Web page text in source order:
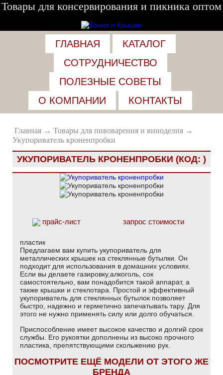
Товары для консервирования и пикника оптом
+7 (495) 943-22-33
+7 (916) 649-05-05
ГЛАВНАЯ
КАТАЛОГ
СОТРУДНИЧЕСТВО
ПОЛЕЗНЫЕ СОВЕТЫ
О КОМПАНИИ
КОНТАКТЫ
Главная → Товары для пивоварения и виноделия →
Укупориватель кроненпробки
УКУПОРИВАТЕЛЬ КРОНЕНПРОБКИ (КОД: )
прайс-лист запрос стоимости
пластик
Предлагаем вам купить укупориватель для
металлических крышек на стеклянные бутылки. Он
подходит для использования в домашних условиях.
Если вы делаете газировку,алкоголь, сок
самостоятельно, вам понадобится такой аппарат, а
также крышки и стеклотара. Простой и эффективный
укупориватель для стеклянных бутылок позволяет
быстро, надежно и герметично запечатывать тару. Для
этого не нужно применять силу или долго обучаться.
Приспособление имеет высокое качество и долгий срок
службы. Его рукоятки дополнены из высоко прочного
пластика, препятствующими скольжению рук.
ПОСМОТРИТЕ ЕЩЁ МОДЕЛИ ОТ ЭТОГО ЖЕ
БРЕНДА